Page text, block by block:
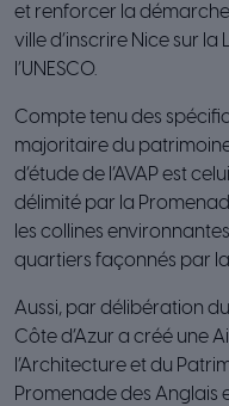
et renforcer la
ville d’inscrire Nice sur
l’UNESCO.
Compte tenu des
majoritaire du
d’étude de l’AVAP est
délimité par la
les collines
quartiers façonnés par
Aussi, par délibération
Côte d’Azur a créé une
l’Architecture et du
Promenade des Anglais